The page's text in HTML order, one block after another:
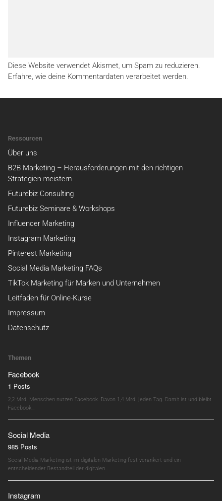
Diese Website verwendet Akismet, um Spam zu reduzieren.
Erfahre, wie deine Kommentardaten verarbeitet werden.
Ressourcen
Über uns
B2B Marketing – Herausforderungen mit den richtigen
Strategien meistern
Futurebiz Consulting
Futurebiz Seminare & Workshops
Influencer Marketing
Instagram Marketing
Pinterest Marketing
Social Media Marketing FAQs
TikTok Marketing für Marken und Unternehmen
Leitfaden für Online-Kurse
Impressum
Datenschutz
Themen
Facebook
1 Posts
2,2 Mrd. Menschen nutzen Facebook. Davon 1,4 Mrd. jeden Tag. Damit ist und bleibt
Facebook…
Social Media
985 Posts
Social Media Marketing ist im digitalen Marketing fest verankert und ein
entscheidender Bestandteil der digitalen…
Instagram